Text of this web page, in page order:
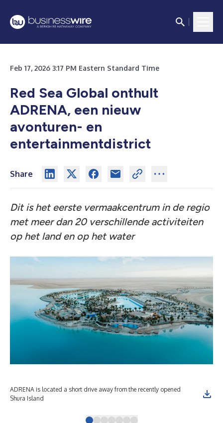
Feb 17, 2026 3:17 PM Eastern Standard Time
Red Sea Global onthult
ADRENA, een nieuw
avonturen- en
entertainmentdistrict
Share
Dit is het eerste vermaakcentrum in de regio
met meer dan 20 verschillende activiteiten
op het land en op het water
ADRENA is located a short drive away from the recently opened
Shura Island